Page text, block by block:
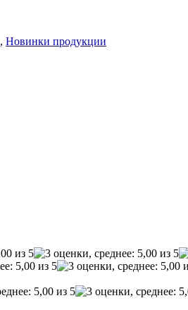
, Новинки продукции